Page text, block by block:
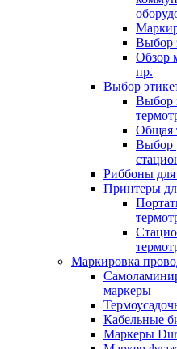
Выбор
Обзор
пр.
Выбор
Выбор
Общая
Выбор
Риббоны для
Принтеры
Маркировка
маркеры
Кабельные
Маркеры